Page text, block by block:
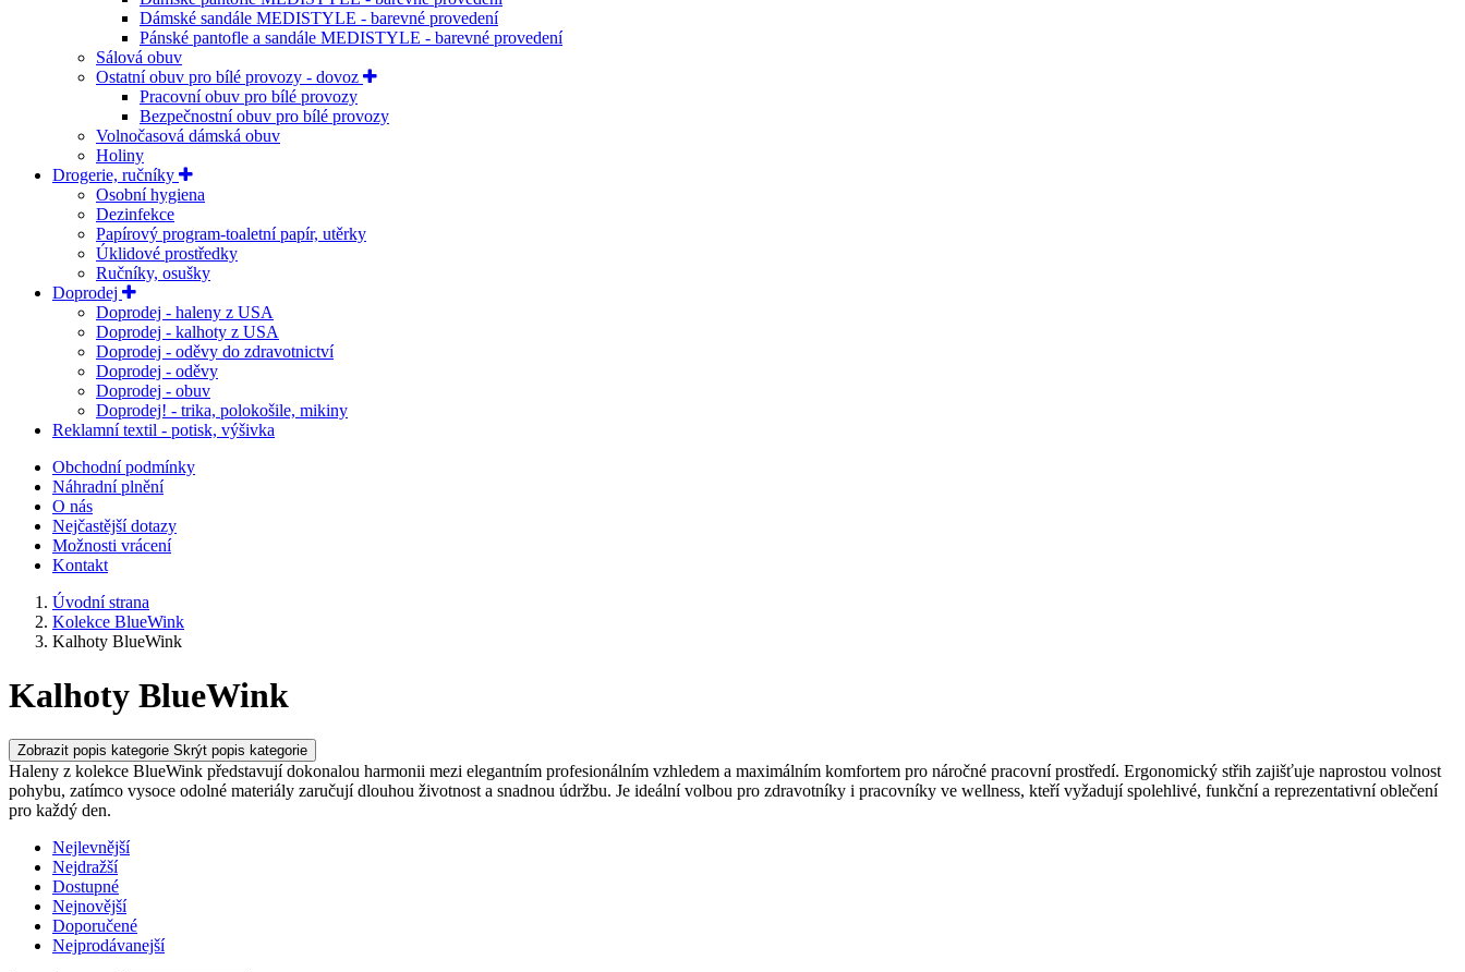
Dámské sandále MEDISTYLE - barevné provedení
Pánské pantofle a sandále MEDISTYLE - barevné provedení
Sálová obuv
Ostatní obuv pro bílé provozy - dovoz
Pracovní obuv pro bílé provozy
Bezpečnostní obuv pro bílé provozy
Volnočasová dámská obuv
Holiny
Drogerie, ručníky
Osobní hygiena
Dezinfekce
Papírový program-toaletní papír, utěrky
Úklidové prostředky
Ručníky, osušky
Doprodej
Doprodej - haleny z USA
Doprodej - kalhoty z USA
Doprodej - oděvy do zdravotnictví
Doprodej - oděvy
Doprodej - obuv
Doprodej! - trika, polokošile, mikiny
Reklamní textil - potisk, výšivka
Obchodní podmínky
Náhradní plnění
O nás
Nejčastější dotazy
Možnosti vrácení
Kontakt
Úvodní strana
Kolekce BlueWink
Kalhoty BlueWink
Kalhoty BlueWink
Zobrazit popis kategorie Skrýt popis kategorie
Haleny z kolekce BlueWink představují dokonalou harmonii mezi elegantním profesionálním vzhledem a maximálním komfortem pro náročné pracovní prostředí. Ergonomický střih zajišťuje naprostou volnost
pohybu, zatímco vysoce odolné materiály zaručují dlouhou životnost a snadnou údržbu. Je ideální volbou pro zdravotníky i pracovníky ve wellness, kteří vyžadují spolehlivé, funkční a reprezentativní oblečení
pro každý den.
Nejlevnější
Nejdražší
Dostupné
Nejnovější
Doporučené
Nejprodávanejší